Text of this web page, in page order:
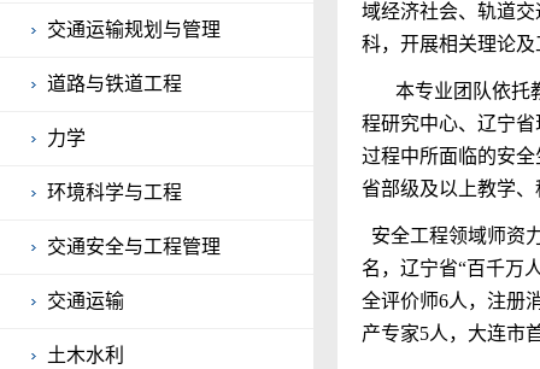
交通运输规划与管理
道路与铁道工程
力学
环境科学与工程
交通安全与工程管理
交通运输
土木水利
域经济社会、轨道
科，开展相关理论
本专业团队依托
程研究中心、辽宁
过程中所面临的安
省部级及以上教学、
安全工程领域师资
名，辽宁省“百千万
全评价师6人，注册
产专家5人，大连市